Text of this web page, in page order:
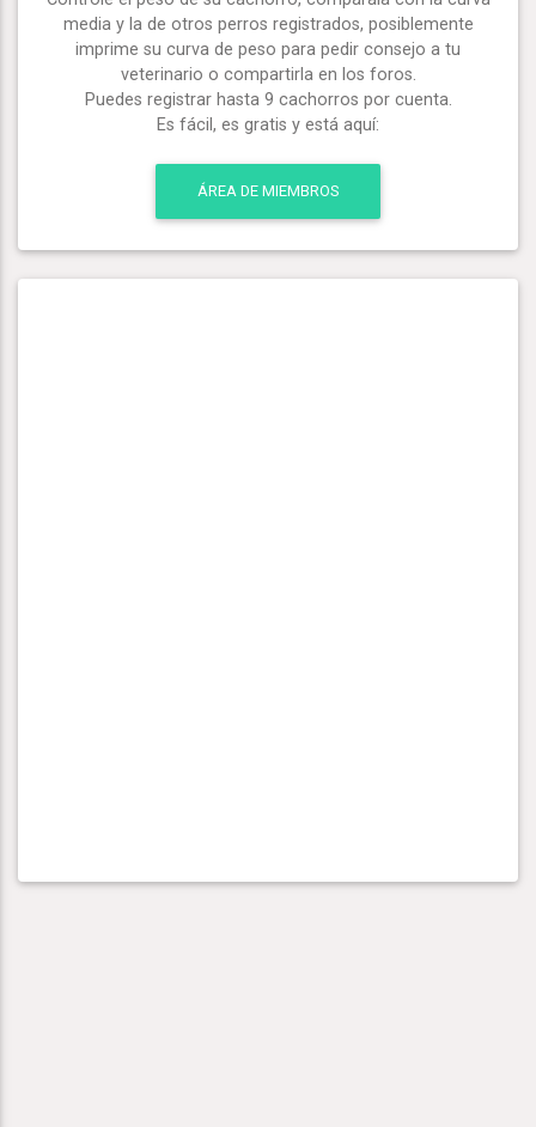
media y la de otros perros registrados, posiblemente
imprime su curva de peso para pedir consejo a tu
veterinario o compartirla en los foros.
Puedes registrar hasta 9 cachorros por cuenta.
Es fácil, es gratis y está aquí:
ÁREA DE MIEMBROS